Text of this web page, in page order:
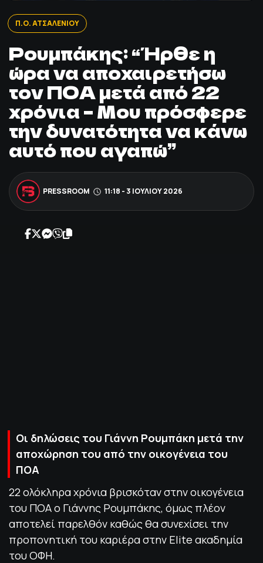
ΠΟΔΟΣΦΑΙΡΟ
ΑΛΛΑ ΣΠΟΡ
PRIME ZONE
ΕΠΙΚΑΙΡΟΤΗΤΑ
ΠΡΟΓΡΑΜΜΑ
ΒΑΘΜΟΛΟΓΙΕΣ
Π.Ο. ΑΤΣΑΛΕΝΙΟΥ
Ρουμπάκης: “Ήρθε η
ώρα να αποχαιρετήσω
τον ΠΟΑ μετά από 22
χρόνια – Μου πρόσφερε
την δυνατότητα να κάνω
αυτό που αγαπώ”
PRESSROOM 11:18 - 3 ΙΟΥΛΊΟΥ 2026
Οι δηλώσεις του Γιάννη Ρουμπάκη μετά την
αποχώρηση του από την οικογένεια του
ΠΟΑ
22 ολόκληρα χρόνια βρισκόταν στην οικογένεια
του ΠΟΑ ο Γιάννης Ρουμπάκης, όμως πλέον
αποτελεί παρελθόν καθώς θα συνεχίσει την
προπονητική του καριέρα στην Elite ακαδημία
του ΟΦΗ.